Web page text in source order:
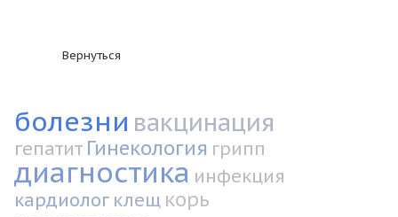
Вернуться
болезни вакцинация
гепатит Гинекология грипп
диагностика инфекция
кардиолог клещ корь